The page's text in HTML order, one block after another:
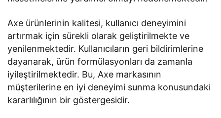
Axe ürünlerinin kalitesi, kullanıcı deneyimini
artırmak için sürekli olarak geliştirilmekte ve
yenilenmektedir. Kullanıcıların geri bildirimlerine
dayanarak, ürün formülasyonları da zamanla
iyileştirilmektedir. Bu, Axe markasının
müşterilerine en iyi deneyimi sunma konusundaki
kararlılığının bir göstergesidir.